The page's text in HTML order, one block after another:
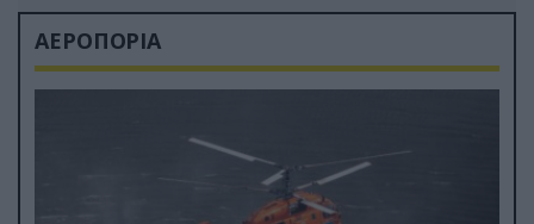
ΑΕΡΟΠΟΡΙΑ